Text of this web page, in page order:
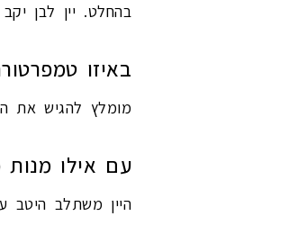
בהחלט. יין לבן
באיזו
מומלץ להגיש את היין קר, בטמפרטורה של
עם אילו מנות
היין משתלב היטב